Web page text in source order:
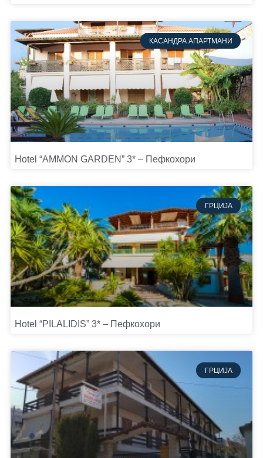
КАСАНДРА АПАРТМАНИ
Hotel “AMMON GARDEN” 3* – Пефкохори
ГРЦИЈА
Hotel “PILALIDIS” 3* – Пефкохори
ГРЦИЈА